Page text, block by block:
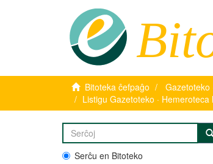
Bitoteka ĉefpaĝo
Gazetoteko
Listigu Gazetoteko ·
Serĉu en Bitoteko